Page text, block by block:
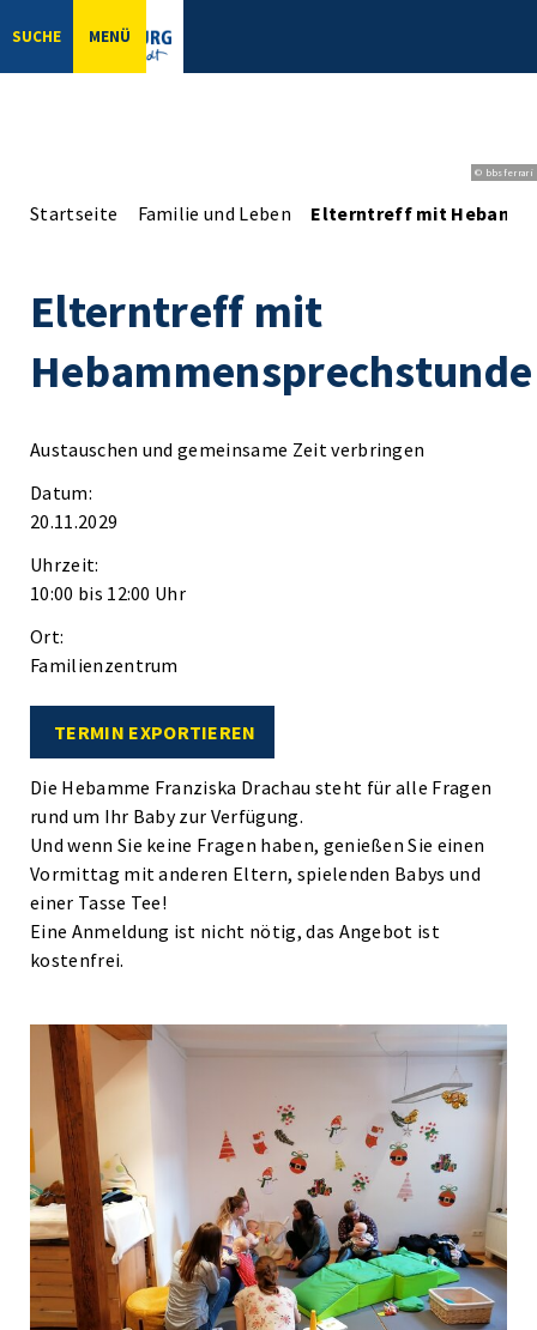
SUCHE MENÜ
© bbsferrari
Startseite Familie und Leben Elterntreff mit
Elterntreff mit
Hebammensprechstunde
Austauschen und gemeinsame Zeit verbringen
Datum:
20.11.2029
Uhrzeit:
10:00 bis 12:00 Uhr
Ort:
Familienzentrum
TERMIN EXPORTIEREN
Die Hebamme Franziska Drachau steht für alle Fragen
rund um Ihr Baby zur Verfügung.
Und wenn Sie keine Fragen haben, genießen Sie einen
Vormittag mit anderen Eltern, spielenden Babys und
einer Tasse Tee!
Eine Anmeldung ist nicht nötig, das Angebot ist
kostenfrei.